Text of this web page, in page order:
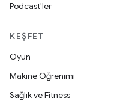
Podcast'ler
KEŞFET
Oyun
Makine Öğrenimi
Sağlık ve Fitness